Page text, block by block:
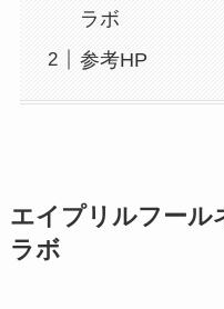
ラボ
参考HP
エイプリルフール
ラボ